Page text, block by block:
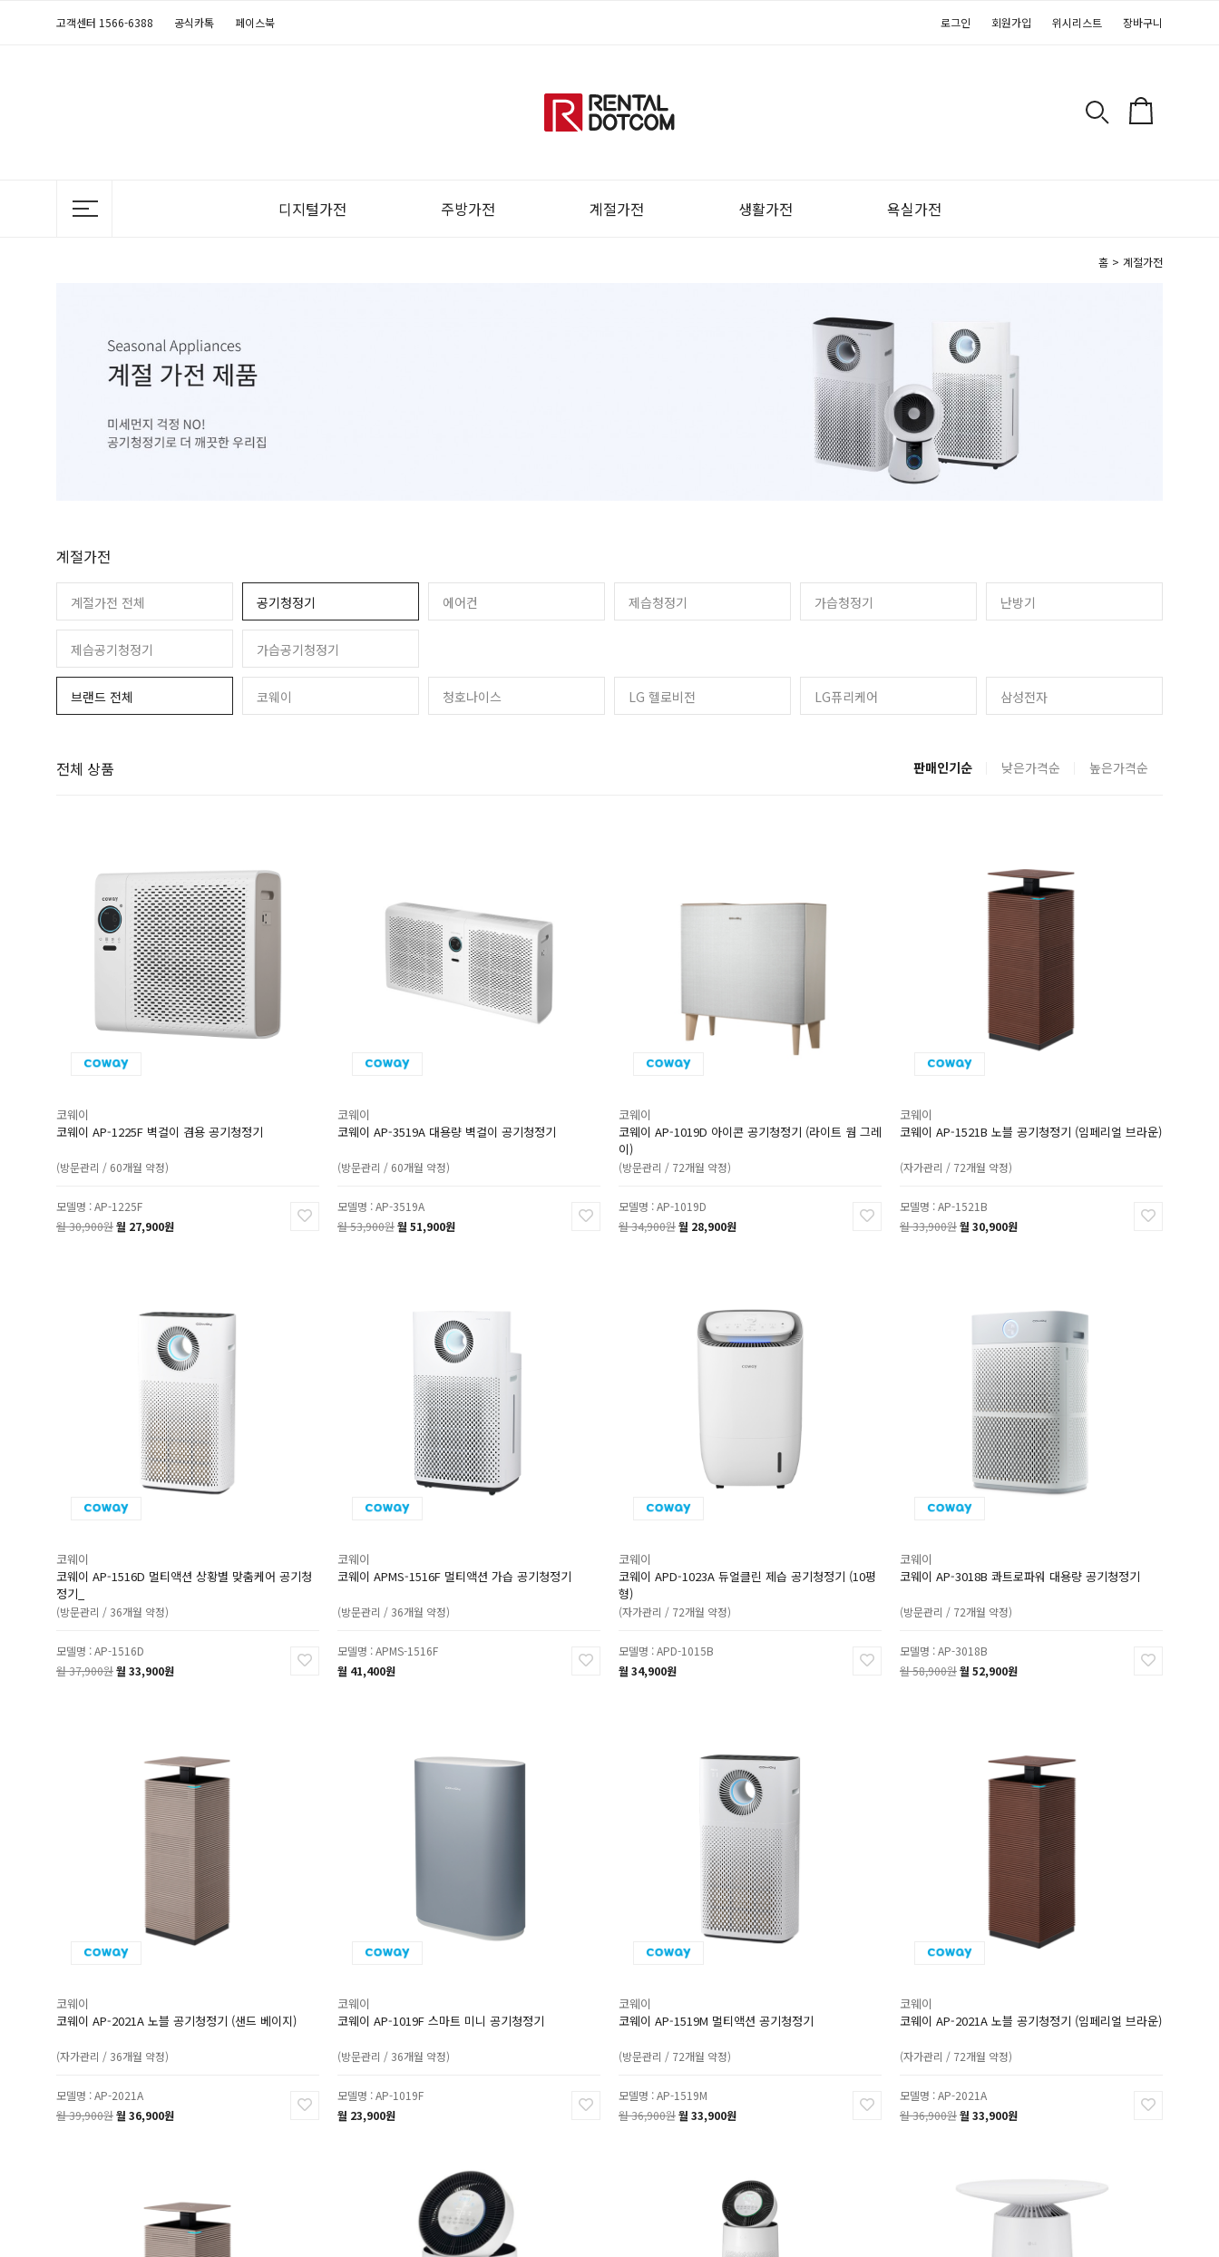
고객센터 1566-6388 공식카톡 페이스북 로그인 회원가입 위시리스트 장바구니
디지털가전
세탁기
주방가전
후드
계절가전
가습청정기
생활가전
반려동물가전
욕실가전
홈 > 계절가전
계절가전
계절가전 전체 공기청정기 에어컨 제습청정기 가습청정기 난방기
제습공기청정기 가습공기청정기
브랜드 전체 코웨이 청호나이스 LG 헬로비전 LG퓨리케어 삼성전자
전체 상품 판매인기순 낮은가격순 높은가격순
코웨이
코웨이 AP-1225F 벽걸이 겸용 공기청정기
(방문관리 / 60개월 약정)
모델명 : AP-1225F
월 30,900원월 27,900원
코웨이
코웨이 AP-3519A 대용량 벽걸이 공기청정기
(방문관리 / 60개월 약정)
모델명 : AP-3519A
월 53,900원월 51,900원
코웨이
코웨이 AP-1019D 아이콘 공기청정기 (라이트 웜 그레
이)
(방문관리 / 72개월 약정)
모델명 : AP-1019D
월 34,900원월 28,900원
코웨이
코웨이 AP-1521B 노블 공기청정기 (임페리얼 브라운)
(자가관리 / 72개월 약정)
모델명 : AP-1521B
월 33,900원월 30,900원
코웨이
코웨이 AP-1516D 멀티액션 상황별 맞춤케어 공기청
정기_
(방문관리 / 36개월 약정)
모델명 : AP-1516D
월 37,900원월 33,900원
코웨이
코웨이 APMS-1516F 멀티액션 가습 공기청정기
(방문관리 / 36개월 약정)
모델명 : APMS-1516F
월 41,400원
코웨이
코웨이 APD-1023A 듀얼클린 제습 공기청정기 (10평
형)
(자가관리 / 72개월 약정)
모델명 : APD-1015B
월 34,900원
코웨이
코웨이 AP-3018B 콰트로파워 대용량 공기청정기
(방문관리 / 72개월 약정)
모델명 : AP-3018B
월 58,900원월 52,900원
코웨이
코웨이 AP-2021A 노블 공기청정기 (샌드 베이지)
(자가관리 / 36개월 약정)
모델명 : AP-2021A
월 39,900원월 36,900원
코웨이
코웨이 AP-1019F 스마트 미니 공기청정기
(방문관리 / 36개월 약정)
모델명 : AP-1019F
월 23,900원
코웨이
코웨이 AP-1519M 멀티액션 공기청정기
(방문관리 / 72개월 약정)
모델명 : AP-1519M
월 36,900원월 33,900원
코웨이
코웨이 AP-2021A 노블 공기청정기 (임페리얼 브라운)
(자가관리 / 72개월 약정)
모델명 : AP-2021A
월 36,900원월 33,900원